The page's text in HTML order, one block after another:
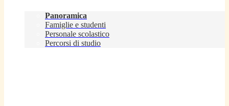
Panoramica
Famiglie e studenti
Personale scolastico
Percorsi di studio